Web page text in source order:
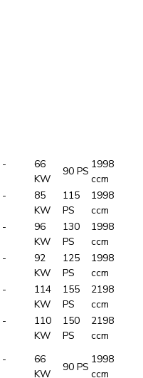
-
66
KW
90 PS
1998
ccm
-
85
KW
115
PS
1998
ccm
-
96
KW
130
PS
1998
ccm
-
92
KW
125
PS
1998
ccm
-
114
KW
155
PS
2198
ccm
-
110
KW
150
PS
2198
ccm
-
66
KW
90 PS
1998
ccm